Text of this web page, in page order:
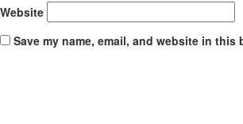
Website
Save my name, email, and website in